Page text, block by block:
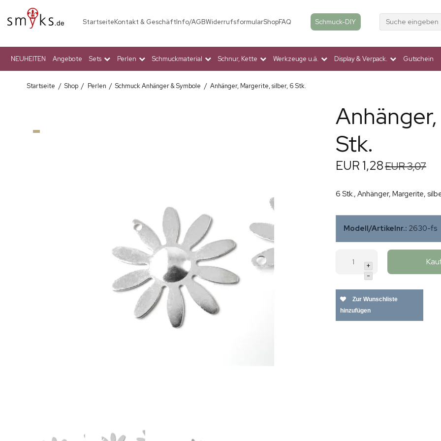
StartseiteKontakt & GeschäftInfo/AGBWiderrufsformularShopFAQ Schmuck-DIY Suche eingeben
NEUHEITEN Angebote Sets Perlen Schmuckmaterial Schnur, Kette Werkzeuge u.ä. Display & Verpack. Gutschein
Startseite / Shop / Perlen / Schmuck Anhänger & Symbole / Anhänger, Margerite, silber, 6 Stk.
Stk.
EUR 1,28EUR 3,07
6 Stk., Anhänger, Margerite,
Modell/Artikelnr.: 2630-fs
+
-
Zur Wunschliste
hinzufügen